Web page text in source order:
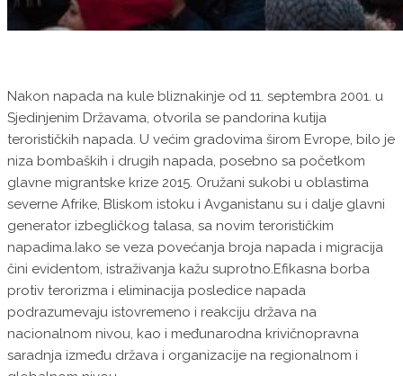
Nakon napada na kule bliznakinje od 11. septembra 2001. u
Sjedinjenim Državama, otvorila se pandorina kutija
terorističkih napada. U većim gradovima širom Evrope, bilo je
niza bombaških i drugih napada, posebno sa početkom
glavne migrantske krize 2015. Oružani sukobi u oblastima
severne Afrike, Bliskom istoku i Avganistanu su i dalje glavni
generator izbegličkog talasa, sa novim terorističkim
napadima.Iako se veza povećanja broja napada i migracija
čini evidentom, istraživanja kažu suprotno.Efikasna borba
protiv terorizma i eliminacija posledice napada
podrazumevaju istovremeno i reakciju država na
nacionalnom nivou, kao i međunarodna krivičnopravna
saradnja između država i organizacije na regionalnom i